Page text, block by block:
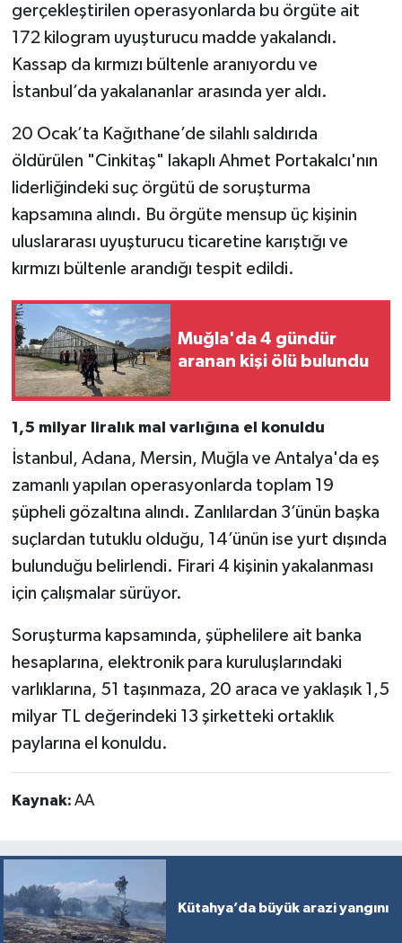
gerçekleştirilen operasyonlarda bu örgüte ait
172 kilogram uyuşturucu madde yakalandı.
Kassap da kırmızı bültenle aranıyordu ve
İstanbul’da yakalananlar arasında yer aldı.
20 Ocak’ta Kağıthane’de silahlı saldırıda
öldürülen "Cinkitaş" lakaplı Ahmet Portakalcı'nın
liderliğindeki suç örgütü de soruşturma
kapsamına alındı. Bu örgüte mensup üç kişinin
uluslararası uyuşturucu ticaretine karıştığı ve
kırmızı bültenle arandığı tespit edildi.
Muğla'da 4 gündür
aranan kişi ölü bulundu
1,5 milyar liralık mal varlığına el konuldu
İstanbul, Adana, Mersin, Muğla ve Antalya'da eş
zamanlı yapılan operasyonlarda toplam 19
şüpheli gözaltına alındı. Zanlılardan 3’ünün başka
suçlardan tutuklu olduğu, 14’ünün ise yurt dışında
bulunduğu belirlendi. Firari 4 kişinin yakalanması
için çalışmalar sürüyor.
Soruşturma kapsamında, şüphelilere ait banka
hesaplarına, elektronik para kuruluşlarındaki
varlıklarına, 51 taşınmaza, 20 araca ve yaklaşık 1,5
milyar TL değerindeki 13 şirketteki ortaklık
paylarına el konuldu.
Kaynak: AA
Kütahya’da büyük arazi yangını
Spor
Tavşanlı
Türkiye
Video Galeri
Yaşam